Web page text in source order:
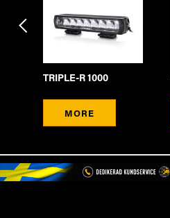
MORE
TRIPLE-R 1000